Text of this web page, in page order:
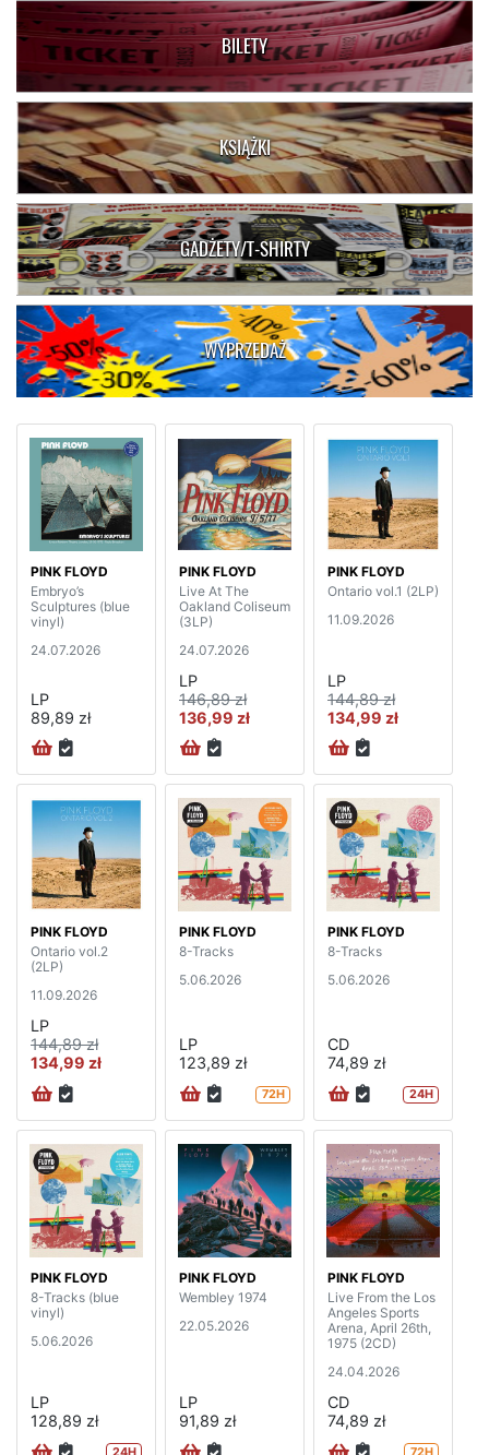
BILETY
KSIĄŻKI
GADŻETY/T-SHIRTY
WYPRZEDAŻ
PINK FLOYD
Embryo’s
Sculptures (blue
vinyl)
24.07.2026
LP
89,89 zł
PINK FLOYD
Live At The
Oakland Coliseum
(3LP)
24.07.2026
LP
146,89 zł
136,99 zł
PINK FLOYD
Ontario vol.1 (2LP)
11.09.2026
LP
144,89 zł
134,99 zł
PINK FLOYD
Ontario vol.2
(2LP)
11.09.2026
LP
144,89 zł
134,99 zł
PINK FLOYD
8-Tracks
5.06.2026
LP
123,89 zł
72H
PINK FLOYD
8-Tracks
5.06.2026
CD
74,89 zł
24H
PINK FLOYD
8-Tracks (blue
vinyl)
5.06.2026
LP
128,89 zł
PINK FLOYD
Wembley 1974
22.05.2026
LP
91,89 zł
PINK FLOYD
Live From the Los
Angeles Sports
Arena, April 26th,
1975 (2CD)
24.04.2026
CD
74,89 zł